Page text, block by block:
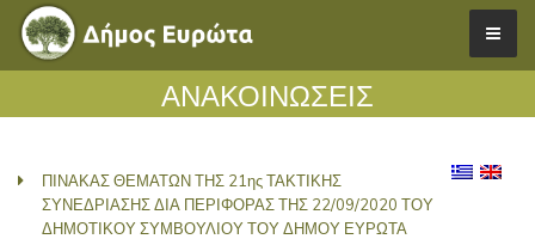
ΑΝΑΚΟΙΝΩΣΕΙΣ
ΠΙΝΑΚΑΣ ΘΕΜΑΤΩΝ ΤΗΣ 21ης ΤΑΚΤΙΚΗΣ
ΣΥΝΕΔΡΙΑΣΗΣ ΔΙΑ ΠΕΡΙΦΟΡΑΣ ΤΗΣ 22/09/2020 ΤΟΥ
ΔΗΜΟΤΙΚΟΥ ΣΥΜΒΟΥΛΙΟΥ ΤΟΥ ΔΗΜΟΥ ΕΥΡΩΤΑ